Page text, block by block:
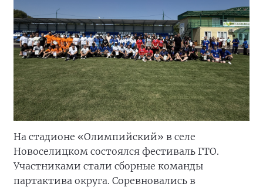
На стадионе «Олимпийский» в селе
Новоселицком состоялся фестиваль ГТО.
Участниками стали сборные команды
партактива округа. Соревновались в